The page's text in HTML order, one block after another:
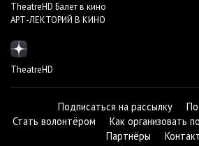
TheatreHD Балет в кино
АРТ-ЛЕКТОРИЙ В КИНО
TheatreHD
Подписаться на рассылку
Стать волонтёром
Как организовать
Партнёры